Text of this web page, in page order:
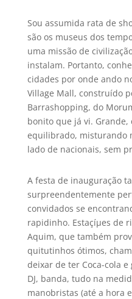
Sou assumida rata de
são os museus dos
uma missão de
instalam. Portanto,
cidades por onde ando
Village Mall, construí­do
Barrashopping, do
bonito que já vi. Grande,
equilibrado, misturando
lado de nacionais, sem
A festa de inauguração
surpreendentemente
convidados se
rapidinho. Estaçíµes de
Aquim, que também
quitutinhos ótimos,
deixar de ter Coca-cola
DJ, banda, tudo na
manobristas (até a hora